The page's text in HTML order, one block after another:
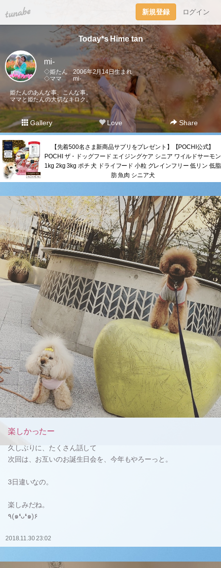
tuna.be 新規登録 ログイン
Today*s Hime tan
mi-
◇姫たん 2006年2月14日生まれ
◇ママ mi-
姫たんのあんな事、こんな事。
ママと姫たんの大切なキロク。
Gallery Love Share
【先着500名さま新商品サプリをプレゼント】【POCHI公式】
POCHI ザ・ドッグフード エイジングケア シニア ワイルドサーモン
1kg 2kg 3kg ポチ 犬 ドライフード 小粒 グレインフリー 低リン 低脂
肪 魚肉 シニア犬
楽しかったー
久しぶりに、たくさん話して
次回は、お互いのお誕生日会を、今年もやろーっと。
3日違いなの。
楽しみだね。
٩(๑❛ᴗ❛๑)۶
2018.11.30 23:02